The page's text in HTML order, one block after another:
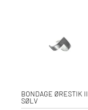
BONDAGE ØRESTIK
SØLV